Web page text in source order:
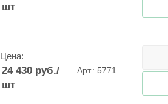
шт
Цена:
24 430руб./
шт
Арт.: 5771